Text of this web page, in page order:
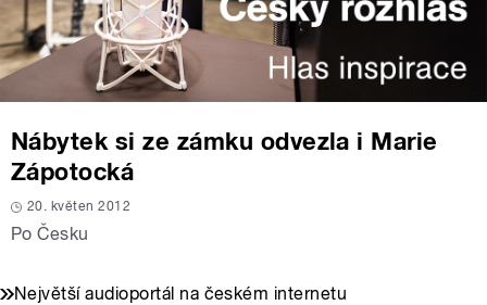
Nábytek si ze zámku odvezla i Marie
Zápotocká
20. květen 2012
Po Česku
Největší audioportál na českém internetu